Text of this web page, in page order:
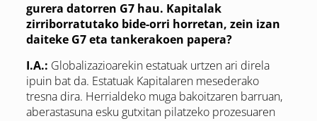
gurera datorren G7 hau. Kapitalak
zirriborratutako bide-orri horretan, zein izan
daiteke G7 eta tankerakoen papera?
I.A.: Globalizazioarekin estatuak urtzen ari direla
ipuin bat da. Estatuak Kapitalaren mesederako
tresna dira. Herrialdeko muga bakoitzaren barruan,
aberastasuna esku gutxitan pilatzeko prozesuaren